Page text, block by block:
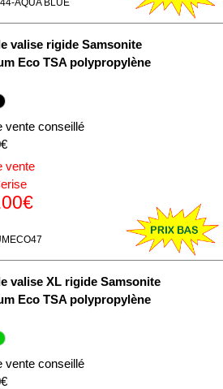
AQUA BLUE
valise rigide Samsonite
Eco TSA polypropylène
vente conseillé
vente
valise XL rigide Samsonite
Eco TSA polypropylène
vente conseillé